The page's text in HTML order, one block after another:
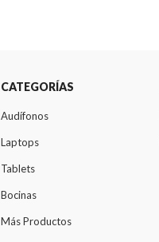
CATEGORÍAS
Audífonos
Laptops
Tablets
Bocinas
Más Productos